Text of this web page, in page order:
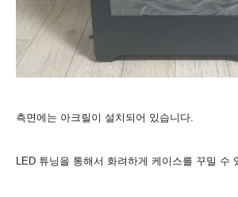
측면에는 아크릴이 설치되어 있습니다.
LED 튜닝을 통해서 화려하게 케이스를 꾸밀 수